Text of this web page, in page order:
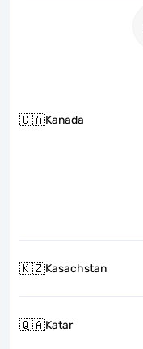
🇨🇦Kanada
🇰🇿Kasachstan
🇶🇦Katar